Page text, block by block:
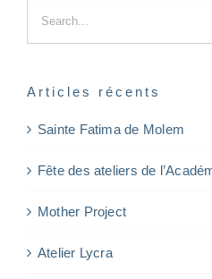
Articles récents
Sainte Fatima de Molem
Fête des ateliers de
Mother Project
Atelier Lycra